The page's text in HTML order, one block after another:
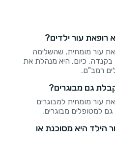
רופאת עור ילדים?
עור מומחית, שהשלימה
כיום, היא מנהלת את
רמב"ם.
גם מבוגרים?
עור מומחית למבוגרים
גם למטופלים מבוגרים.
הילד היא מסוכנת או